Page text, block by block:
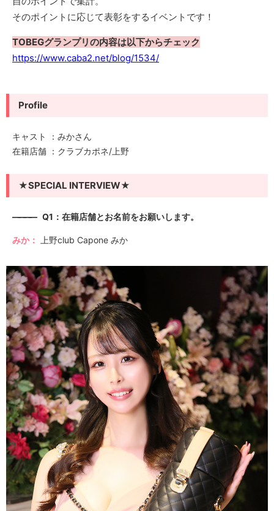
そのポイントに応じて表彰をするイベントです！
TOBEGグランプリの内容は以下からチェック
https://www.caba2.net/blog/1534/
Profile
キャスト ：みかさん
在籍店舗 ：クラブカポネ/上野
★SPECIAL INTERVIEW★
———— Q1：在籍店舗とお名前をお願いします。
みか： 上野club Capone みか